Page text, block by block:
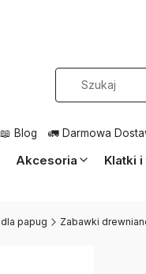
📖 Blog 🚛 Darmowa
Akcesoria Klatki
papug Zabawki